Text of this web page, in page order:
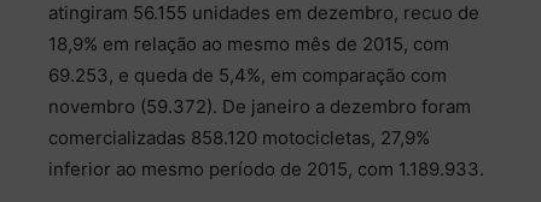
atingiram 56.155 unidades em dezembro, recuo de
18,9% em relação ao mesmo mês de 2015, com
69.253, e queda de 5,4%, em comparação com
novembro (59.372). De janeiro a dezembro foram
comercializadas 858.120 motocicletas, 27,9%
inferior ao mesmo período de 2015, com 1.189.933.